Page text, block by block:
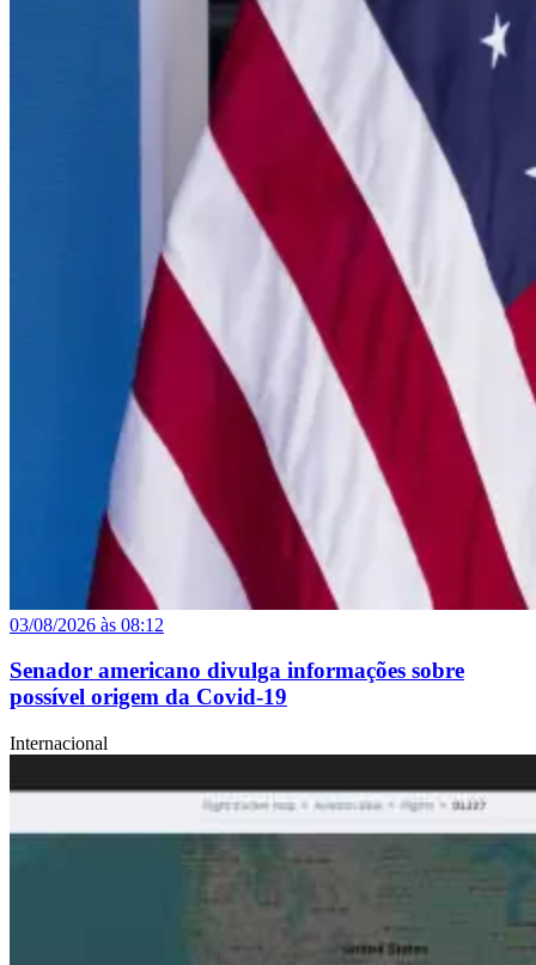
03/08/2026 às 08:12
Senador americano divulga informações sobre
possível origem da Covid-19
Internacional